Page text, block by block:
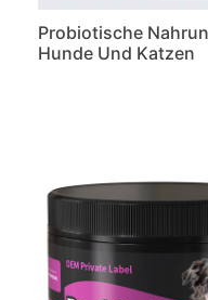
Probiotische
Hunde Und Katzen